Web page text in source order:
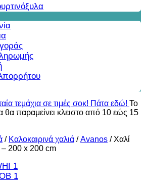
τεμάχια σε τιμές σοκ! Πάτα εδώ! Το
θα παραμείνει κλειστο από 10 εώς 15
/ Καλοκαιρινά χαλιά /Avanos / Χαλί
200 x 200 cm